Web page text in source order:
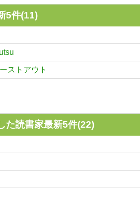
5件(11)
ストアウト
た読書家最新5件(22)